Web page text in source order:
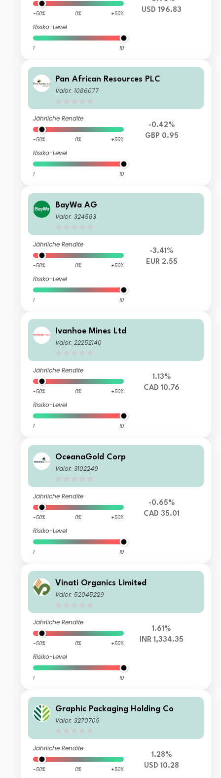
-50% 0% +50%
Risiko-Level
1 10
USD 196.83
Pan African Resources PLC
Valor: 1086077
Jährliche Rendite
-50% 0% +50%
Risiko-Level
1 10
-0.42%
GBP 0.95
BayWa AG
Valor: 324583
Jährliche Rendite
-50% 0% +50%
Risiko-Level
1 10
-3.41%
EUR 2.55
Ivanhoe Mines Ltd
Valor: 22252140
Jährliche Rendite
-50% 0% +50%
Risiko-Level
1 10
1.13%
CAD 10.76
OceanaGold Corp
Valor: 3102249
Jährliche Rendite
-50% 0% +50%
Risiko-Level
1 10
-0.65%
CAD 35.01
Vinati Organics Limited
Valor: 52045229
Jährliche Rendite
-50% 0% +50%
Risiko-Level
1 10
1.61%
INR 1,334.35
Graphic Packaging Holding Co
Valor: 3270709
Jährliche Rendite
-50% 0% +50%
1.28%
USD 10.28